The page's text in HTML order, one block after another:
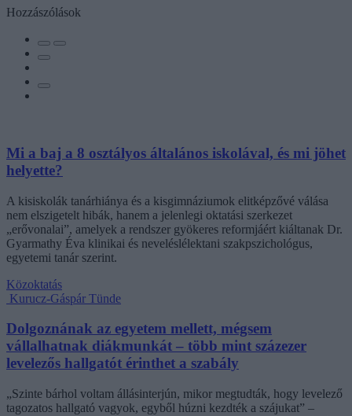
Hozzászólások
Mi a baj a 8 osztályos általános iskolával, és mi jöhet
helyette?
A kisiskolák tanárhiánya és a kisgimnáziumok elitképzővé válása
nem elszigetelt hibák, hanem a jelenlegi oktatási szerkezet
„erővonalai”, amelyek a rendszer gyökeres reformjáért kiáltanak Dr.
Gyarmathy Éva klinikai és neveléslélektani szakpszichológus,
egyetemi tanár szerint.
Közoktatás
Kurucz-Gáspár Tünde
Dolgoznának az egyetem mellett, mégsem
vállalhatnak diákmunkát – több mint százezer
levelezős hallgatót érinthet a szabály
„Szinte bárhol voltam állásinterjún, mikor megtudták, hogy levelező
tagozatos hallgató vagyok, egyből húzni kezdték a szájukat” –